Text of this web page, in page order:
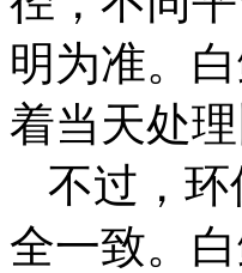
明为准。
着当天处
不过，
全一致。